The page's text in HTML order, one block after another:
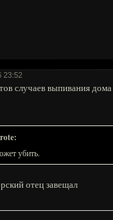
23:52
случаев выпивания
убить.
отец завещал